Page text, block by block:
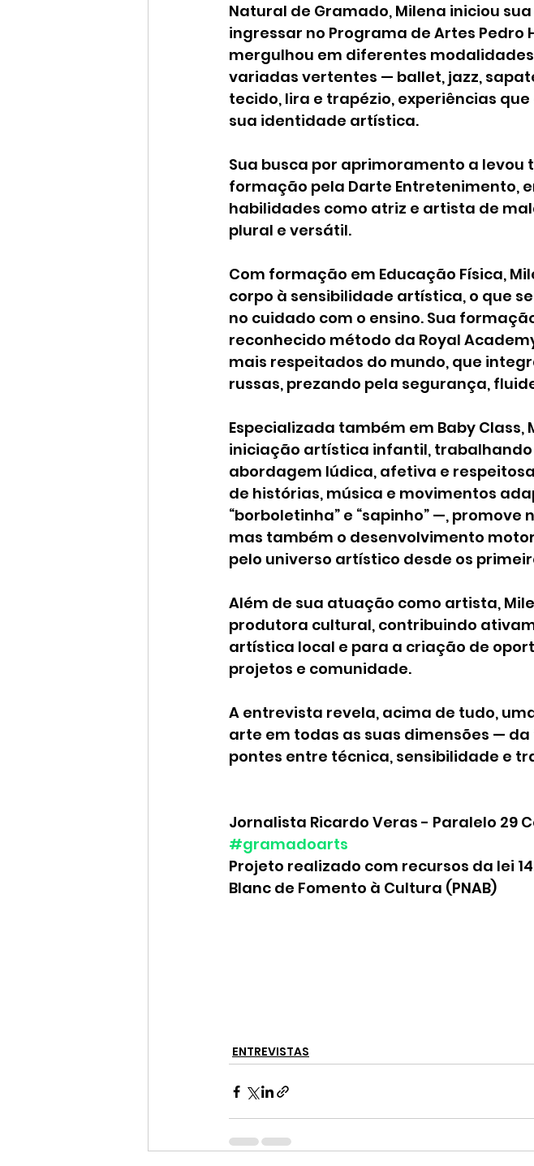
Natural de Gramado, Milena iniciou
ingressar no Programa de Artes Pedro
mergulhou em diferentes
variadas vertentes — ballet, jazz,
tecido, lira e trapézio, experiências
sua identidade artística.
Sua busca por aprimoramento a levou
formação pela Darte Entretenimento,
habilidades como atriz e artista de
plural e versátil.
Com formação em Educação Física,
corpo à sensibilidade artística, o que
no cuidado com o ensino. Sua
reconhecido método da Royal
mais respeitados do mundo, que
russas, prezando pela segurança,
Especializada também em Baby
iniciação artística infantil, trabalhando
abordagem lúdica, afetiva e
de histórias, música e movimentos
“borboletinha” e “sapinho” —,
mas também o desenvolvimento
pelo universo artístico desde os
Além de sua atuação como artista,
produtora cultural, contribuindo
artística local e para a criação de
projetos e comunidade.
A entrevista revela, acima de tudo,
arte em todas as suas dimensões —
pontes entre técnica, sensibilidade e
Jornalista Ricardo Veras - Paralelo 29
#gramadoarts
Projeto realizado com recursos da lei
Blanc de Fomento à Cultura (PNAB)
ENTREVISTAS